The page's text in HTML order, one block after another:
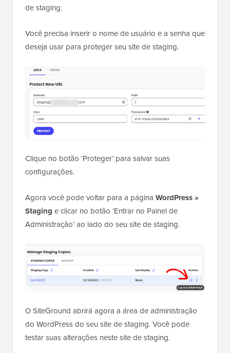
de staging.
Você precisa inserir o nome de usuário e a senha que
deseja usar para proteger seu site de staging.
Clique no botão ‘Proteger’ para salvar suas
configurações.
Agora você pode voltar para a página WordPress »
Staging e clicar no botão ‘Entrar no Painel de
Administração’ ao lado do seu site de staging.
O SiteGround abrirá agora a área de administração
do WordPress do seu site de staging. Você pode
testar suas alterações neste site de staging.